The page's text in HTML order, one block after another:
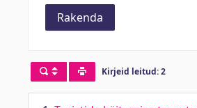
Rakenda
Kirjeid leitud: 2